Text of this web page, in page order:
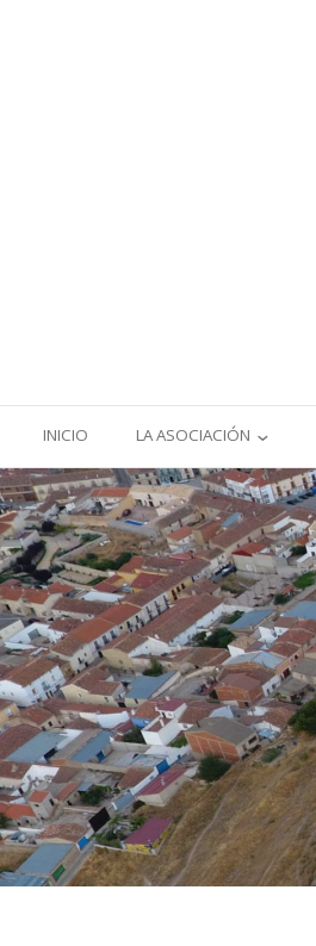
INICIO LA ASOCIACIÓN
ORIGEN Y OBJETIVOS
JUNTA DIRECTIVA